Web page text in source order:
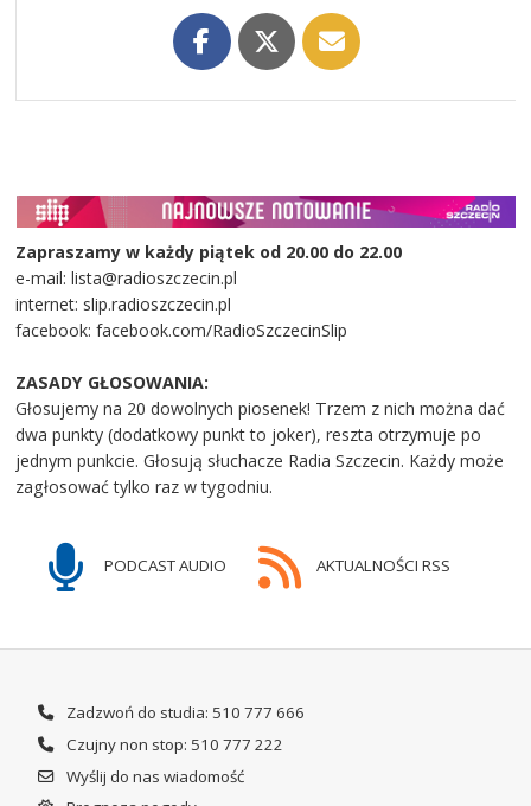
Zapraszamy w każdy piątek od 20.00 do 22.00
e-mail: lista@radioszczecin.pl
internet: slip.radioszczecin.pl
facebook: facebook.com/RadioSzczecinSlip
ZASADY GŁOSOWANIA:
Głosujemy na 20 dowolnych piosenek! Trzem z nich można dać
dwa punkty (dodatkowy punkt to joker), reszta otrzymuje po
jednym punkcie. Głosują słuchacze Radia Szczecin. Każdy może
zagłosować tylko raz w tygodniu.
PODCAST AUDIO AKTUALNOŚCI RSS
Zadzwoń do studia: 510 777 666
Czujny non stop: 510 777 222
Wyślij do nas wiadomość